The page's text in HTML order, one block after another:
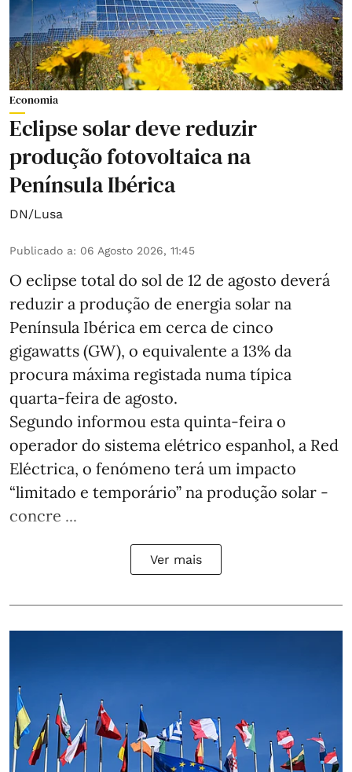
Economia
Eclipse solar deve reduzir
produção fotovoltaica na
Península Ibérica
DN/Lusa
Publicado a: 06 Agosto 2026, 11:45
O eclipse total do sol de 12 de agosto deverá
reduzir a produção de energia solar na
Península Ibérica em cerca de cinco
gigawatts (GW), o equivalente a 13% da
procura máxima registada numa típica
quarta-feira de agosto.
Segundo informou esta quinta-feira o
operador do sistema elétrico espanhol, a Red
Eléctrica, o fenómeno terá um impacto
“limitado e temporário” na produção solar -
concre ...
Ver mais